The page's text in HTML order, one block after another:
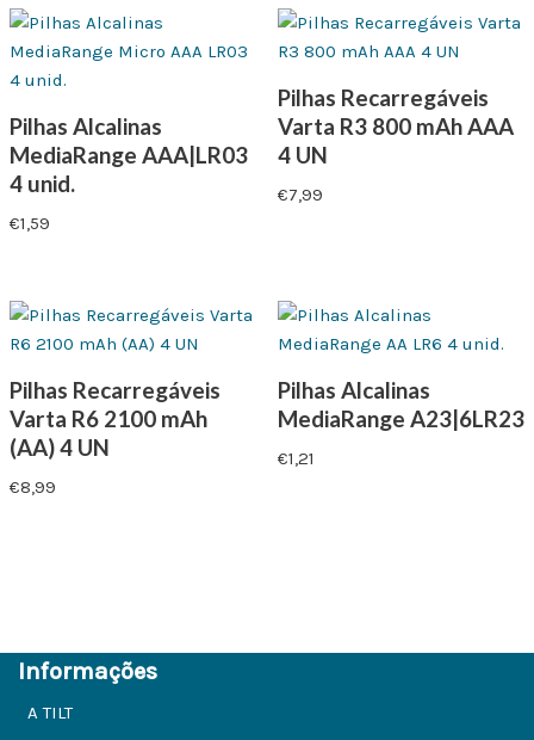
Pilhas Alcalinas
MediaRange AAA|LR03
4 unid.
€1,59
Pilhas Recarregáveis
Varta R3 800 mAh AAA
4 UN
€7,99
Pilhas Recarregáveis
Varta R6 2100 mAh
(AA) 4 UN
€8,99
Pilhas Alcalinas
MediaRange A23|6LR23
€1,21
Informações
A TILT